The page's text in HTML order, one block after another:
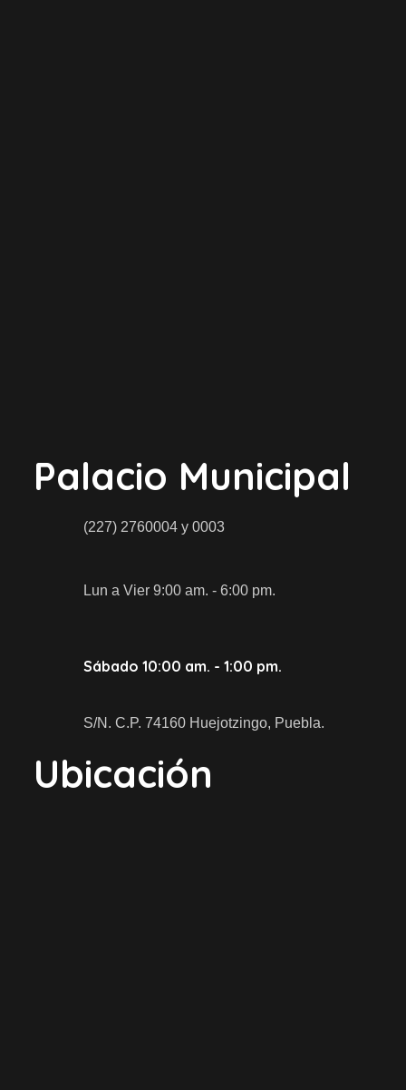
Palacio Municipal
(227) 2760004 y 0003
Lun a Vier 9:00 am. - 6:00 pm.
Sábado 10:00 am. - 1:00 pm.
S/N. C.P. 74160 Huejotzingo, Puebla.
Ubicación